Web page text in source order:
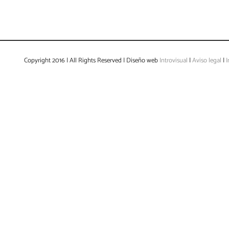
Copyright 2016 | All Rights Reserved | Diseño webIntrovisual |Aviso legal |